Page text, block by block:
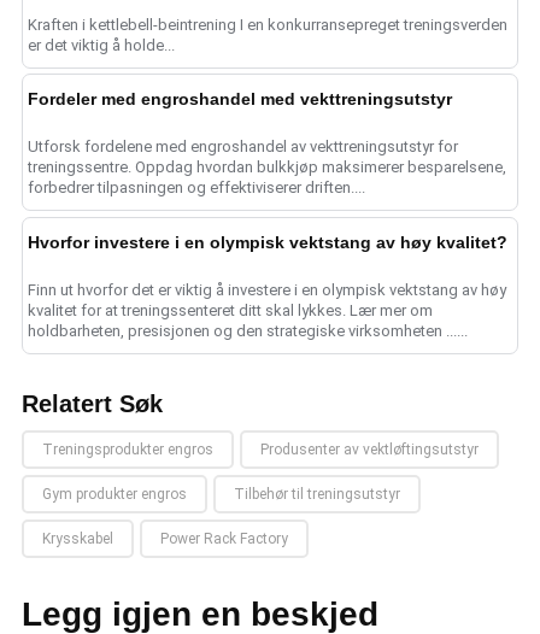
Kraften i kettlebell-beintrening I en konkurransepreget treningsverden
er det viktig å holde...
Fordeler med engroshandel med vekttreningsutstyr
Utforsk fordelene med engroshandel av vekttreningsutstyr for
treningssentre. Oppdag hvordan bulkkjøp maksimerer besparelsene,
forbedrer tilpasningen og effektiviserer driften....
Hvorfor investere i en olympisk vektstang av høy kvalitet?
Finn ut hvorfor det er viktig å investere i en olympisk vektstang av høy
kvalitet for at treningssenteret ditt skal lykkes. Lær mer om
holdbarheten, presisjonen og den strategiske virksomheten ......
Relatert Søk
Treningsprodukter engros Produsenter av vektløftingsutstyr
Gym produkter engros Tilbehør til treningsutstyr
Krysskabel Power Rack Factory
Legg igjen en beskjed